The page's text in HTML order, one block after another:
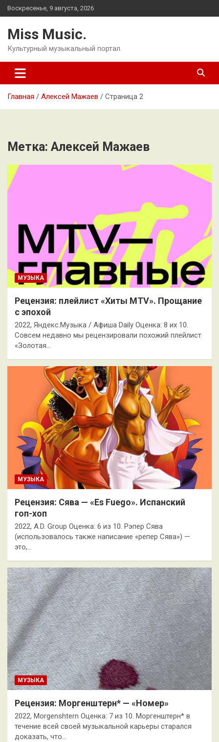
Перейти
к
Воскресенье, 9 августа, 2026
Miss Music.
Культурный музыкальный портал.
Главная Алексей Мажаев Страница 2
Метка: Алексей Мажаев
МУЗЫКА
Рецензия: плейлист «Хиты MTV». Прощание
с эпохой
2022, Яндекс.Музыка / Афиша Daily Оценка: 8 их 10.
Совсем недавно мы рецензировали похожий плейлист
«Золотая…
МУЗЫКА
Рецензия: Сява — «Es Fuego». Испанский
гоп-хоп
2022, A.D. Group Оценка: 6 из 10. Рэпер Сява
(использовалось также написание «репер Сява») —
это,…
МУЗЫКА
Рецензия: Моргенштерн* — «Номер»
2022, Morgenshtern Оценка: 7 из 10. Моргенштерн* в
течение всей своей музыкальной карьеры старался
доказать, что…